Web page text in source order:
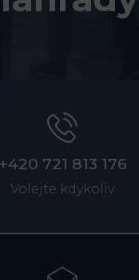
+420 721 813 176
Volejte kdykoliv